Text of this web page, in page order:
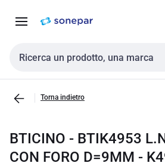
navigazione alla
Cerca input
Torna indietro
BTICINO - BTIK4953
CON FORO D=9MM -